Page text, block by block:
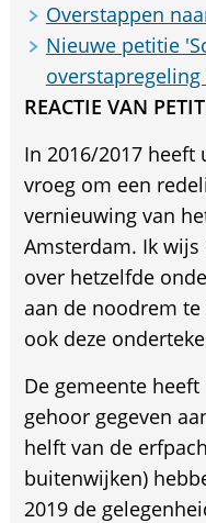
Overstappen
Nieuwe petitie
REACTIE VAN
In 2016/2017
vroeg om een
vernieuwing van
Amsterdam. Ik
over hetzelfde
aan de noodrem
ook deze
De gemeente
gehoor gegeven
helft van de
buitenwijken)
2019 de